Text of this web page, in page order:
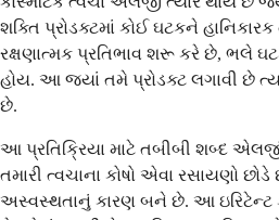
શક્તિ પ્રોડક્ટમાં કોઈ ઘટકને
રક્ષણાત્મક પ્રતિભાવ શરૂ કરે છે, ભલે
હોય. આ જ્યાં તમે પ્રોડક્ટ લગાવી છે
છે.
આ પ્રતિક્રિયા માટે તબીબી શબ્દ
તમારી ત્વચાના કોષો એવા રસાયણો
અસ્વસ્થતાનું કારણ બને છે. આ ઇરિટેન્ટ